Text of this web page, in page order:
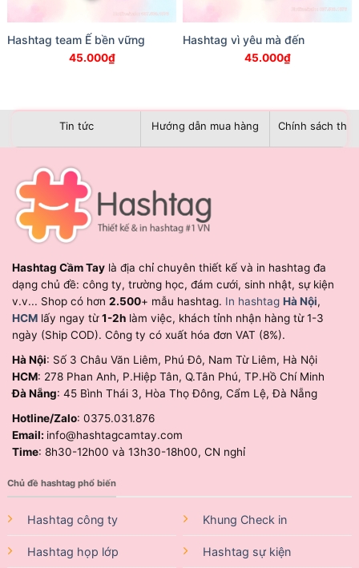
Hashtag team Ế bền vững
45.000₫
Hashtag vì yêu mà đến
45.000₫
Tin tức Hướng dẫn mua hàng Chính sách
Hashtag Cầm Tay là địa chỉ chuyên thiết kế và in hashtag đa
dạng chủ đề: công ty, trường học, đám cưới, sinh nhật, sự kiện
v.v... Shop có hơn 2.500+ mẫu hashtag. In hashtag Hà Nội,
HCM lấy ngay từ1-2h làm việc, khách tỉnh nhận hàng từ 1-3
ngày (Ship COD). Công ty có xuất hóa đơn VAT (8%).
Hà Nội: Số 3 Châu Văn Liêm, Phú Đô, Nam Từ Liêm, Hà Nội
HCM: 278 Phan Anh, P.Hiệp Tân, Q.Tân Phú, TP.Hồ Chí Minh
Đà Nẵng: 45 Bình Thái 3, Hòa Thọ Đông, Cẩm Lệ, Đà Nẵng
Hotline/Zalo: 0375.031.876
Email: info@hashtagcamtay.com
Time: 8h30-12h00 và 13h30-18h00, CN nghỉ
Chủ đề hashtag phổ biến
Hashtag công ty
Hashtag họp lớp
Khung Check in
Hashtag sự kiện